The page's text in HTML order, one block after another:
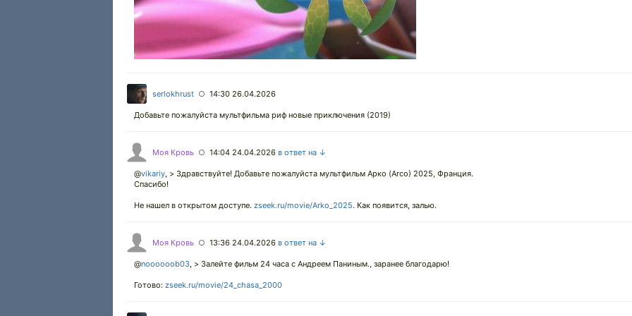
serlokhrust ○ 14:30 26.04.2026
Добавьте пожалуйста мультфильма риф новые приключения (2019)
Моя Кровь ○ 14:04 24.04.2026 в ответ на ↓
@vikariy, > Здравствуйте! Добавьте пожалуйста мультфильм Арко (Arco) 2025, Франция.
Спасибо!
Не нашел в открытом доступе. zseek.ru/movie/Arko_2025. Как появится, залью.
Моя Кровь ○ 13:36 24.04.2026 в ответ на ↓
@noooooob03, > Залейте фильм 24 часа с Андреем Паниным., заранее благодарю!
Готово: zseek.ru/movie/24_chasa_2000